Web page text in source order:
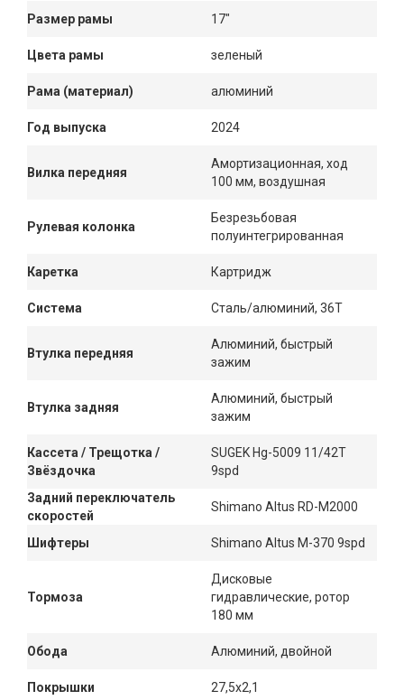
Размер рамы 17"
Цвета рамы зеленый
Рама (материал) алюминий
Год выпуска 2024
Вилка передняя
Амортизационная, ход
100 мм, воздушная
Рулевая колонка
Безрезьбовая
полуинтегрированная
Каретка Картридж
Система Сталь/алюминий, 36Т
Втулка передняя
Алюминий, быстрый
зажим
Втулка задняя
Алюминий, быстрый
зажим
Кассета / Трещотка /
Звёздочка
SUGEK Hg-5009 11/42T
9spd
Задний переключатель
скоростей
Shimano Altus RD-M2000
Шифтеры Shimano Altus M-370 9spd
Тормоза
Дисковые
гидравлические, ротор
180 мм
Обода Алюминий, двойной
Покрышки 27,5x2,1